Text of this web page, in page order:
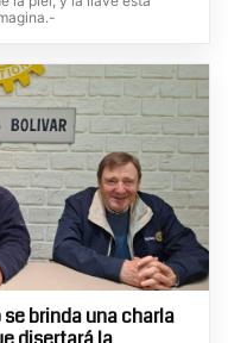
brinda una charla